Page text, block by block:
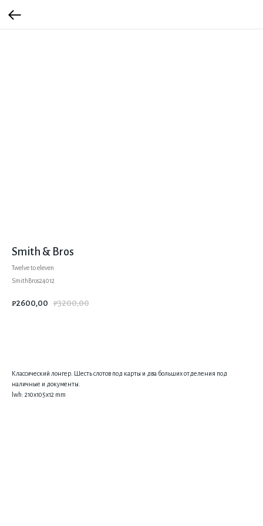
Smith & Bros
Twelve to eleven
SmithBros24012
₽2600,00 ₽3200,00
Классический лонгер. Шесть слотов под карты и два больших отделения под
наличные и документы.
lwh: 210x105x12 mm